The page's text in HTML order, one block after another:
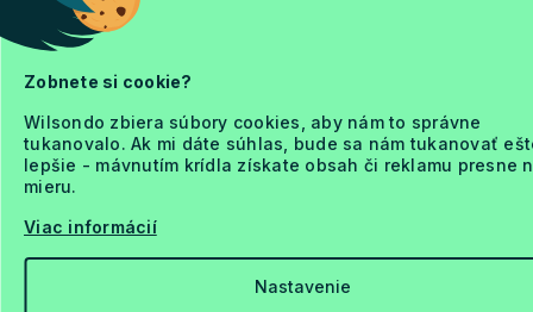
Zobnete si cookie?
Wilsondo zbiera súbory cookies, aby nám to správne
tukanovalo. Ak mi dáte súhlas, bude sa nám tukanovať
lepšie - mávnutím krídla získate obsah či reklamu presne
mieru.
Viac informácií
Nastavenie